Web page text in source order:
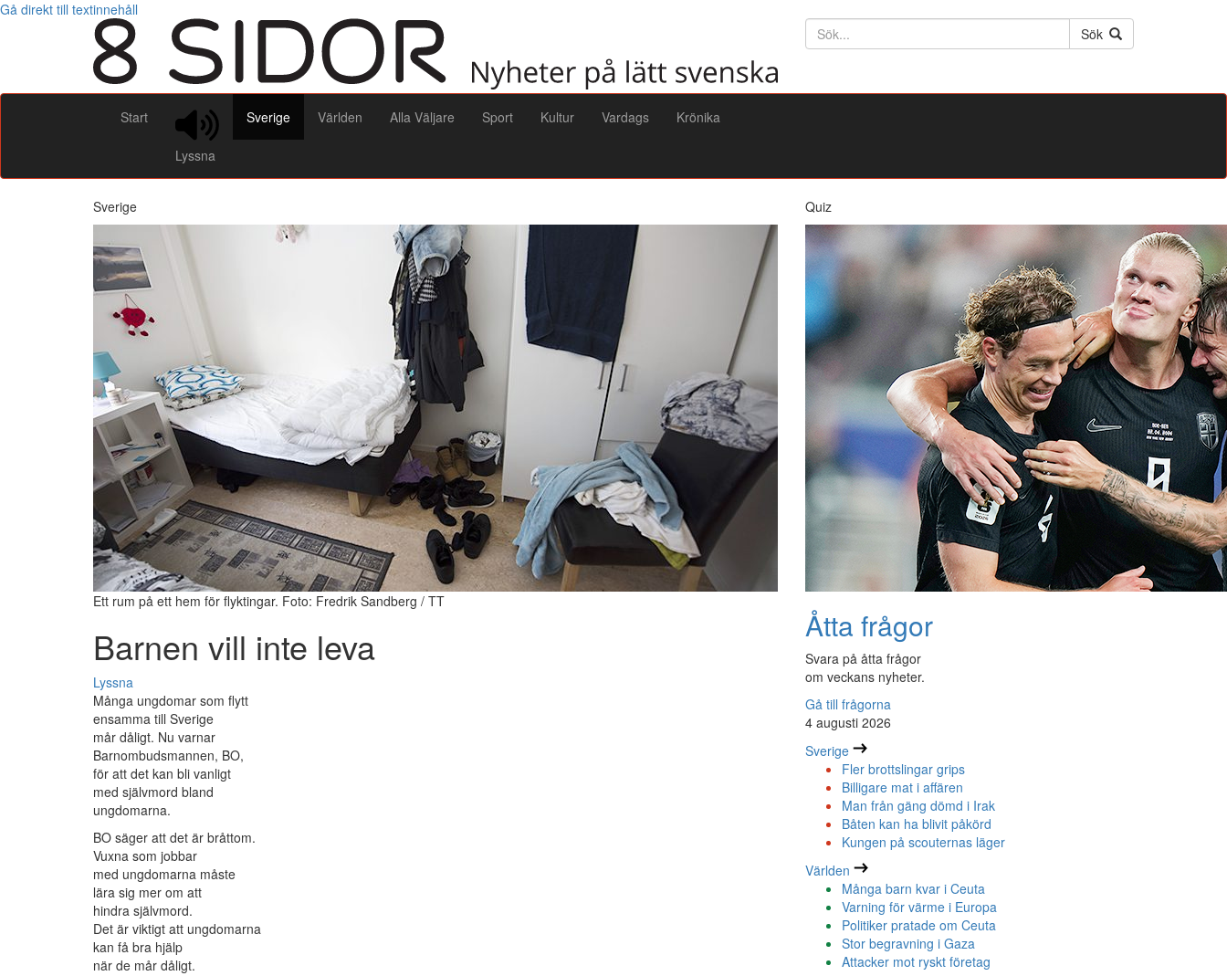
Gå direkt till textinnehåll
Söktext
Sök
Start
Lyssna
Sverige Världen Alla Väljare Sport Kultur Vardags Krönika
Sverige
Ett rum på ett hem för flyktingar. Foto: Fredrik Sandberg / TT
Barnen vill inte leva
Lyssna
Många ungdomar som flytt
ensamma till Sverige
mår dåligt. Nu varnar
Barnombudsmannen, BO,
för att det kan bli vanligt
med självmord bland
ungdomarna.
BO säger att det är bråttom.
Vuxna som jobbar
med ungdomarna måste
lära sig mer om att
hindra självmord.
Det är viktigt att ungdomarna
kan få bra hjälp
när de mår dåligt.
Quiz
Åtta frågor
Svara på åtta frågor
om veckans nyheter.
Gå till frågorna
4 augusti 2026
Sverige
Fler brottslingar grips
Billigare mat i affären
Man från gäng dömd i Irak
Båten kan ha blivit påkörd
Kungen på scouternas läger
Världen
Många barn kvar i Ceuta
Varning för värme i Europa
Politiker pratade om Ceuta
Stor begravning i Gaza
Attacker mot ryskt företag